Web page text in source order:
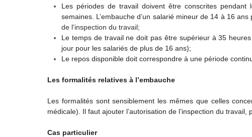
Les périodes de travail doivent être conscrites
semaines. L’embauche d’un salarié mineur de 14 à 16
de l'inspection du travail;
Le temps de travail ne doit pas être supérieur à 35
jour pour les salariés de plus de 16 ans);
Le repos disponible doit correspondre à une période
Les formalités relatives à l’embauche
Les formalités sont sensiblement les mêmes que celles
médicale). Il faut ajouter l’autorisation de l’inspection du
Cas particulier